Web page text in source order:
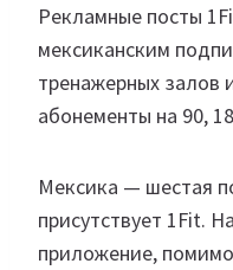
Рекламные посты
мексиканским
тренажерных залов
абонементы на 90,
Мексика — шестая
присутствует 1Fit.
приложение,